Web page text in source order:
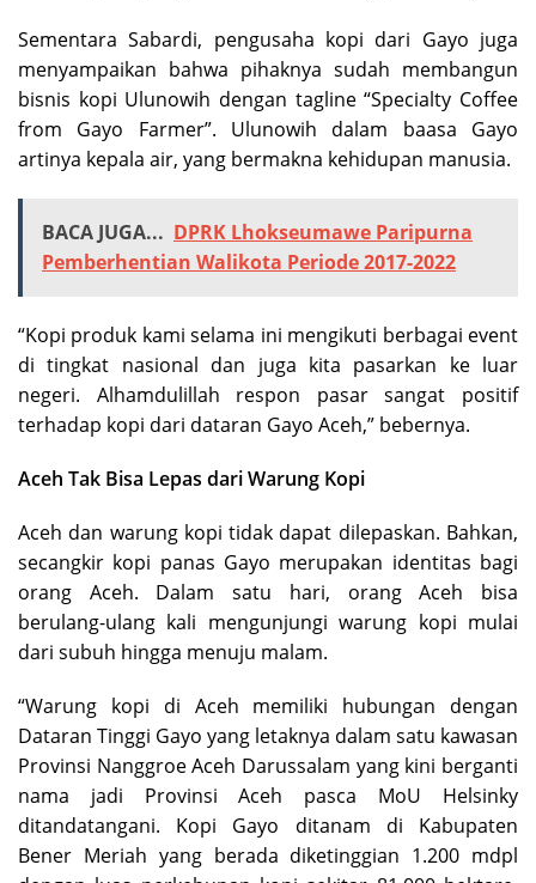
Sementara Sabardi, pengusaha kopi dari Gayo juga
menyampaikan bahwa pihaknya sudah membangun
bisnis kopi Ulunowih dengan tagline “Specialty Coffee
from Gayo Farmer”. Ulunowih dalam baasa Gayo
artinya kepala air, yang bermakna kehidupan manusia.
BACA JUGA... DPRK Lhokseumawe Paripurna
Pemberhentian Walikota Periode 2017-2022
“Kopi produk kami selama ini mengikuti berbagai event
di tingkat nasional dan juga kita pasarkan ke luar
negeri. Alhamdulillah respon pasar sangat positif
terhadap kopi dari dataran Gayo Aceh,” bebernya.
Aceh Tak Bisa Lepas dari Warung Kopi
Aceh dan warung kopi tidak dapat dilepaskan. Bahkan,
secangkir kopi panas Gayo merupakan identitas bagi
orang Aceh. Dalam satu hari, orang Aceh bisa
berulang-ulang kali mengunjungi warung kopi mulai
dari subuh hingga menuju malam.
“Warung kopi di Aceh memiliki hubungan dengan
Dataran Tinggi Gayo yang letaknya dalam satu kawasan
Provinsi Nanggroe Aceh Darussalam yang kini berganti
nama jadi Provinsi Aceh pasca MoU Helsinky
ditandatangani. Kopi Gayo ditanam di Kabupaten
Bener Meriah yang berada diketinggian 1.200 mdpl